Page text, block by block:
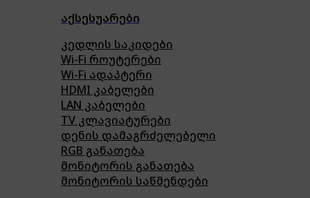
აქსესუარები
კედლის საკიდები
Wi-Fi როუტერები
Wi-Fi ადაპტერი
HDMI კაბელები
LAN კაბელები
TV კლავიატურები
დენის დამაგრძელებელი
RGB განათება
მონიტორის განათება
მონიტორის საწმენდები